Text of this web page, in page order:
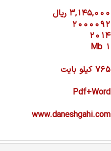
3,145,000 ریال
2000092
2014
1 Mb
765 کیلو بایت
Pdf+Word
www.daneshgahi.com